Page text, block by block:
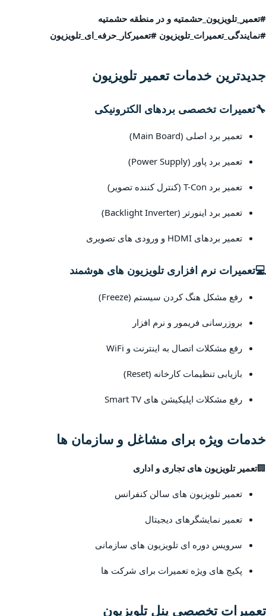
#تعمیر_تلویزیون_حشمتیه و در منطقه حشمتیه
#نمایندگی_تعمیرات_تلویزیون #تعمیرکار_حرفه_ای_تلویزیون
جدیدترین خدمات تعمیر تلویزیون
🔧تعمیرات تخصصی بردهای الکترونیکی
تعمیر برد اصلی (Main Board)
تعمیر برد پاور (Power Supply)
تعمیر برد T-Con (کنترل کننده تصویر)
تعمیر برد اینورتر (Backlight Inverter)
تعمیر بردهای HDMI و ورودی های تصویری
💻تعمیرات نرم افزاری تلویزیون های هوشمند
رفع مشکل هنگ کردن سیستم (Freeze)
بروزرسانی فریمور و نرم افزار
رفع مشکلات اتصال به اینترنت و WiFi
بازیابی تنظیمات کارخانه (Reset)
رفع مشکلات اپلیکیشن های Smart TV
خدمات ویژه برای مشاغل و سازمان ها
🏢تعمیر تلویزیون های تجاری و اداری
تعمیر تلویزیون های سالن کنفرانس
تعمیر نمایشگرهای دیجیتال
سرویس دوره ای تلویزیون های سازمانی
پکیج های ویژه تعمیرات برای شرکت ها
تعمیرات تخصصی پنل تلویزیون